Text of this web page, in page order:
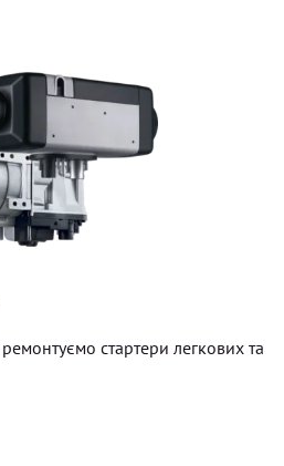
стартери легкових та